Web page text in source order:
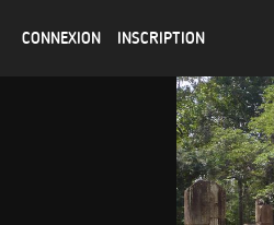
CONNEXION INSCRIPTION